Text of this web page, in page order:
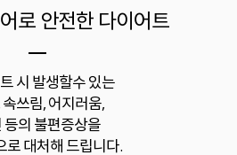
로 안전한 다이어트
시 발생할수 있는
속쓰림, 어지러움,
등의 불편증상을
로 대처해 드립니다.